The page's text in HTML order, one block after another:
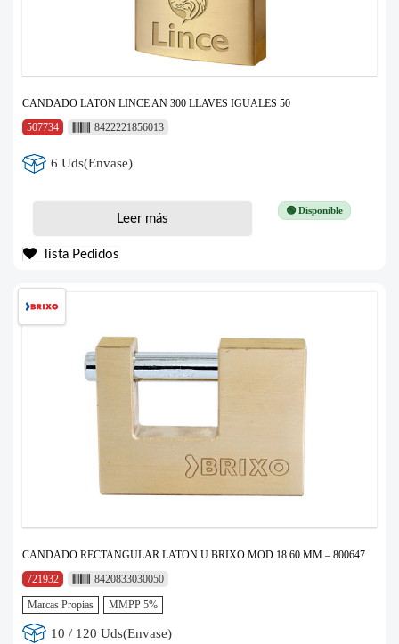
CANDADO LATON LINCE AN 300 LLAVES IGUALES 50
507734
8422221856013
6 Uds(Envase)
🟢 Disponible
Leer más
lista Pedidos
CANDADO RECTANGULAR LATON U BRIXO MOD 18 60 MM – 800647
721932
8420833030050
Marcas Propias MMPP 5%
10 / 120 Uds(Envase)